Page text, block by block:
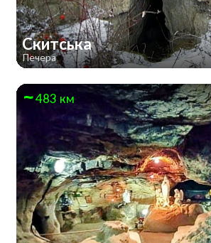
Скитська
Печера
483 км